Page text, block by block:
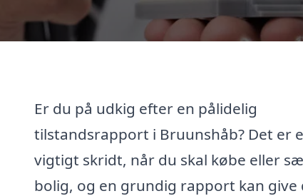
Er du på udkig efter en pålidelig
tilstandsrapport i Bruunshåb? Det er
vigtigt skridt, når du skal købe eller
bolig, og en grundig rapport kan give